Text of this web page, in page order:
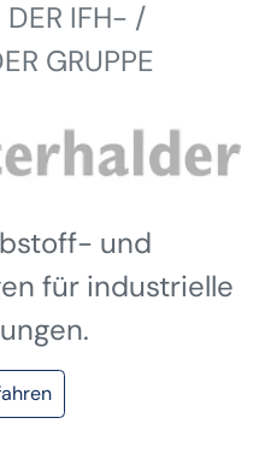
DER IFH- /
GRUPPE
und
für industrielle